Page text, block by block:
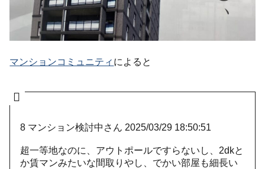
マンションコミュニティ によると
8 マンション検討中さん 2025/03/29 18:50:51
超一等地なのに、アウトポールですらないし、2dkと
か賃マンみたいな間取りやし、でかい部屋も細長い